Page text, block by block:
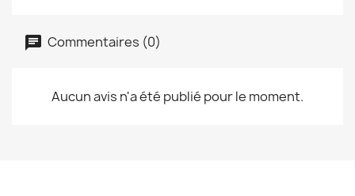
Commentaires (0)
Aucun avis n'a été publié pour le moment.